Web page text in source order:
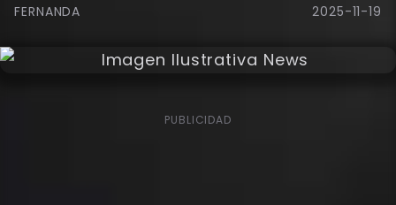
FERNANDA 2025-11-19
PUBLICIDAD